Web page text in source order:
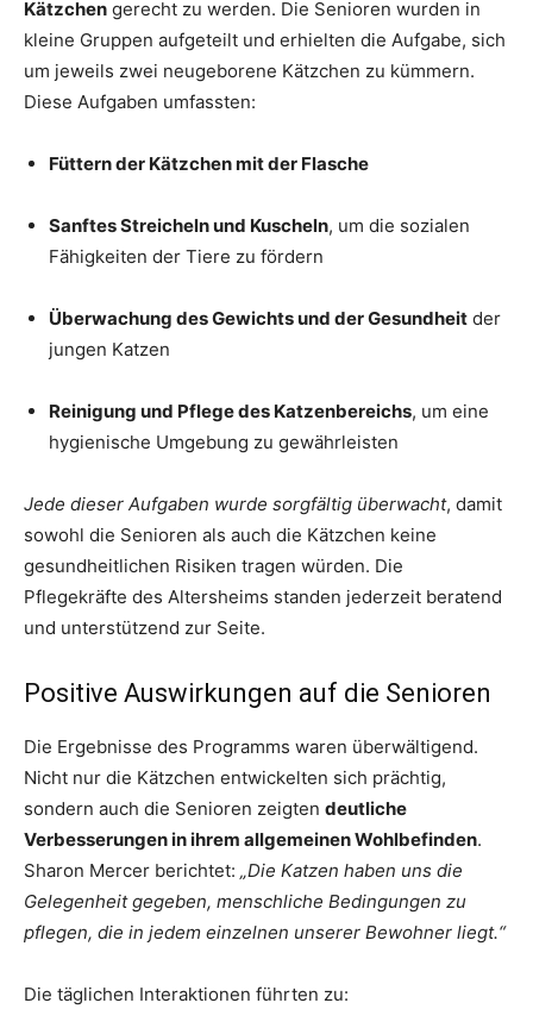
Kätzchen gerecht zu werden. Die Senioren wurden in
kleine Gruppen aufgeteilt und erhielten die Aufgabe, sich
um jeweils zwei neugeborene Kätzchen zu kümmern.
Diese Aufgaben umfassten:
Füttern der Kätzchen mit der Flasche
Sanftes Streicheln und Kuscheln, um die sozialen
Fähigkeiten der Tiere zu fördern
Überwachung des Gewichts und der Gesundheit der
jungen Katzen
Reinigung und Pflege des Katzenbereichs, um eine
hygienische Umgebung zu gewährleisten
Jede dieser Aufgaben wurde sorgfältig überwacht, damit
sowohl die Senioren als auch die Kätzchen keine
gesundheitlichen Risiken tragen würden. Die
Pflegekräfte des Altersheims standen jederzeit beratend
und unterstützend zur Seite.
Positive Auswirkungen auf die Senioren
Die Ergebnisse des Programms waren überwältigend.
Nicht nur die Kätzchen entwickelten sich prächtig,
sondern auch die Senioren zeigten deutliche
Verbesserungen in ihrem allgemeinen Wohlbefinden.
Sharon Mercer berichtet: „Die Katzen haben uns die
Gelegenheit gegeben, menschliche Bedingungen zu
pflegen, die in jedem einzelnen unserer Bewohner liegt.“
Die täglichen Interaktionen führten zu: